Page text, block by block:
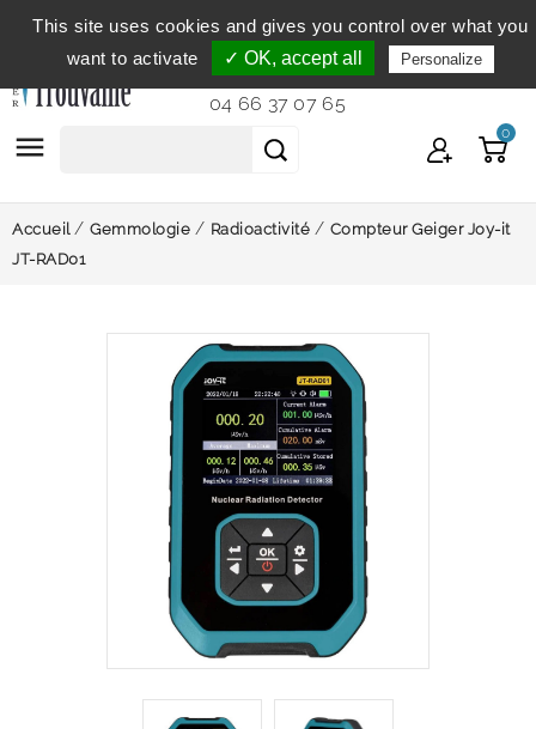
Service clientèle
du lundi au vendredi de 9h à 12h et
de 14h à 18h...
04 66 37 07 65
 0
Accueil Gemmologie Radioactivité
Compteur Geiger Joy-it
JT-RAD01
This site uses cookies and gives you control over what you
want to activate
✓ OK, accept all Personalize